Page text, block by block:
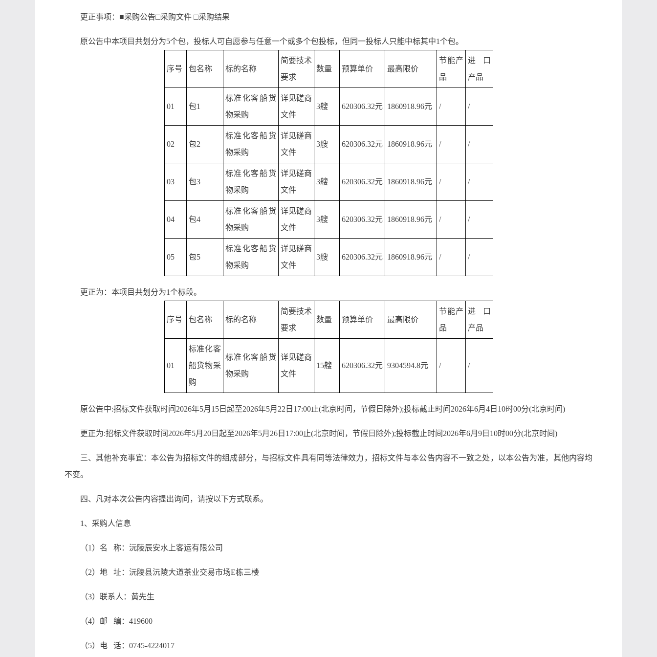
更正事项：■采购公告□采购文件 □采购结果
原公告中本项目共划分为5个包，投标人可自愿参与任意一个或多个包投标，但同一投标人只能中标其中1个包。
序号 包名称 标的名称
简要技术
要求
数量 预算单价 最高限价
节能产
品
进口
产品
01 包1
标准化客船货
物采购
详见磋商
文件
3艘 620306.32元 1860918.96元 / /
02 包2
标准化客船货
物采购
详见磋商
文件
3艘 620306.32元 1860918.96元 / /
03 包3
标准化客船货
物采购
详见磋商
文件
3艘 620306.32元 1860918.96元 / /
04 包4
标准化客船货
物采购
详见磋商
文件
3艘 620306.32元 1860918.96元 / /
05 包5
标准化客船货
物采购
详见磋商
文件
3艘 620306.32元 1860918.96元 / /
更正为：本项目共划分为1个标段。
序号 包名称 标的名称
简要技术
要求
数量 预算单价 最高限价
节能产
品
进口
产品
01
标准化客
船货物采
购
标准化客船货
物采购
详见磋商
文件
15艘 620306.32元 9304594.8元 / /
原公告中:招标文件获取时间2026年5月15日起至2026年5月22日17:00止(北京时间，节假日除外);投标截止时间2026年6月4日10时00分(北京时间)
更正为:招标文件获取时间2026年5月20日起至2026年5月26日17:00止(北京时间，节假日除外);投标截止时间2026年6月9日10时00分(北京时间)
三、其他补充事宜：本公告为招标文件的组成部分，与招标文件具有同等法律效力，招标文件与本公告内容不一致之处，以本公告为准，其他内容均
不变。
四、凡对本次公告内容提出询问，请按以下方式联系。
1、采购人信息
（1）名 称：沅陵辰安水上客运有限公司
（2）地 址：沅陵县沅陵大道茶业交易市场E栋三楼
（3）联系人：黄先生
（4）邮 编：419600
（5）电 话：0745-4224017